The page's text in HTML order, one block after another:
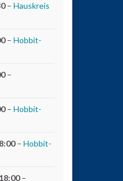
– Hauskreis
– Hobbit-
–
– Hobbit-
– Hobbit-
–